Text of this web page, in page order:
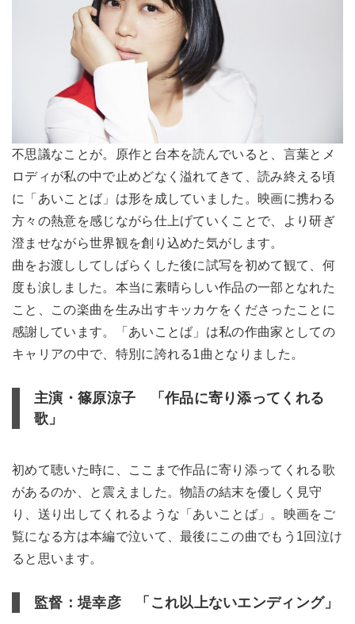
不思議なことが。原作と台本を読んでいると、言葉とメ
ロディが私の中で止めどなく溢れてきて、読み終える頃
に「あいことば」は形を成していました。映画に携わる
方々の熱意を感じながら仕上げていくことで、より研ぎ
澄ませながら世界観を創り込めた気がします。
曲をお渡ししてしばらくした後に試写を初めて観て、何
度も涙しました。本当に素晴らしい作品の一部となれた
こと、この楽曲を生み出すキッカケをくださったことに
感謝しています。「あいことば」は私の作曲家としての
キャリアの中で、特別に誇れる1曲となりました。
主演・篠原涼子 「作品に寄り添ってくれる
歌」
初めて聴いた時に、ここまで作品に寄り添ってくれる歌
があるのか、と震えました。物語の結末を優しく見守
り、送り出してくれるような「あいことば」。映画をご
覧になる方は本編で泣いて、最後にこの曲でもう1回泣け
ると思います。
監督：堤幸彦 「これ以上ないエンディング」